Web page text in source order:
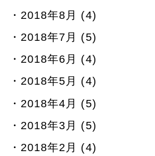
2018年8月 (4)
2018年7月 (5)
2018年6月 (4)
2018年5月 (4)
2018年4月 (5)
2018年3月 (5)
2018年2月 (4)